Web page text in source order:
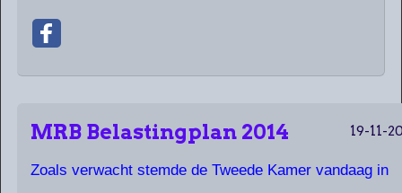
19-11-
MRB Belastingplan 2014
Zoals verwacht stemde de Tweede Kamer vandaag in